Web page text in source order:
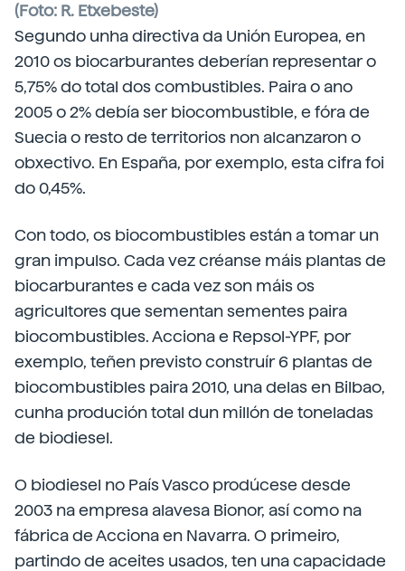
(Foto: R. Etxebeste)
Segundo unha directiva da Unión Europea, en
2010 os biocarburantes deberían representar o
5,75% do total dos combustibles. Paira o ano
2005 o 2% debía ser biocombustible, e fóra de
Suecia o resto de territorios non alcanzaron o
obxectivo. En España, por exemplo, esta cifra foi
do 0,45%.
Con todo, os biocombustibles están a tomar un
gran impulso. Cada vez créanse máis plantas de
biocarburantes e cada vez son máis os
agricultores que sementan sementes paira
biocombustibles. Acciona e Repsol-YPF, por
exemplo, teñen previsto construír 6 plantas de
biocombustibles paira 2010, una delas en Bilbao,
cunha produción total dun millón de toneladas
de biodiesel.
O biodiesel no País Vasco prodúcese desde
2003 na empresa alavesa Bionor, así como na
fábrica de Acciona en Navarra. O primeiro,
partindo de aceites usados, ten una capacidade